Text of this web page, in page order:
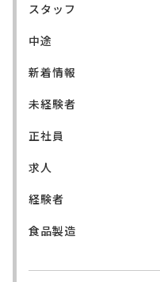
スタッフ
中途
新着情報
未経験者
正社員
求人
経験者
食品製造